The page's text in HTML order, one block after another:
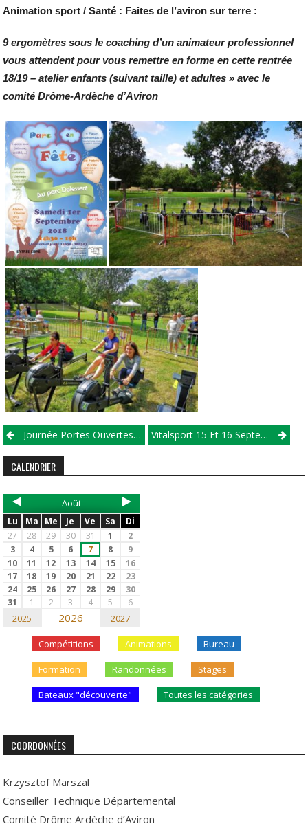
Animation sport / Santé : Faites de l’aviron sur terre :
9 ergomètres sous le coaching d’un animateur professionnel
vous attendent pour vous remettre en forme en cette rentrée
18/19 – atelier enfants (suivant taille) et adultes » avec le
comité Drôme-Ardèche d’Aviron
Journée Portes Ouvertes Aviron Viviers Vitalsport 15 Et 16 Septembre 2018
CALENDRIER
Août
Lu Ma Me Je Ve Sa
Di
27
28 29 30 31 1
2
3
4 5 6 7 8
9
10
11 12 13 14 15
16
17
18 19 20 21 22
23
24
25 26 27 28 29
30
31
1 2 3 4 5 6
2025 2026 2027
Compétitions Animations Bureau
Formation Randonnées Stages
Bateaux "découverte" Toutes les catégories
COORDONNÉES
Krzysztof Marszal
Conseiller Technique Départemental
Comité Drôme Ardèche d’Aviron